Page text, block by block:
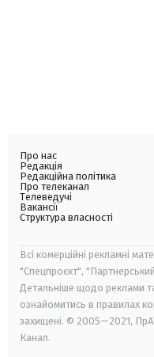
Про нас
Редакція
Редакційна політика
Про телеканал
Телеведучі
Вакансії
Структура власності
Всі комерційні рекламні
"Спецпроєкт",
Детальніше щодо реклами
ознайомитись в правилах
захищені. © 2005—2021,
Канал.